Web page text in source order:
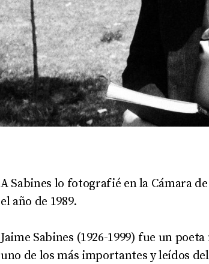
A Sabines lo fotografié en la Cámara
el año de 1989.
Jaime Sabines (1926-1999) fue un
uno de los más importantes y leídos